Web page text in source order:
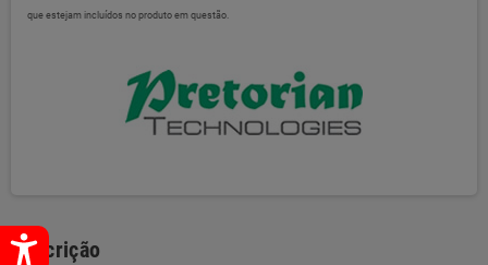
que estejam incluídos no produto em questão.
Descrição